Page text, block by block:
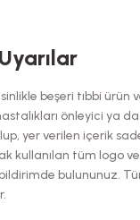
beşeri tıbbi ürün
önleyici ya
yer verilen içerik
kullanılan tüm logo
bulununuz.